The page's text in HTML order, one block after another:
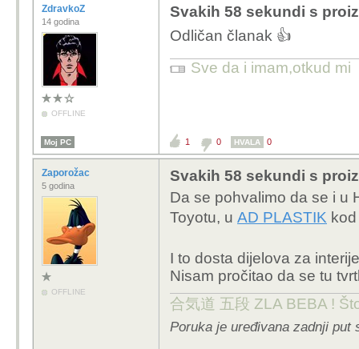
ZdravkoZ
14 godina
OFFLINE
Svakih 58 sekundi s
Odličan članak 👍
Sve da i imam,otkud mi
Moj PC 1 0 HVALA 0
Zaporožac
5 godina
OFFLINE
Svakih 58 sekundi s
Da se pohvalimo da se i u
Toyotu, u AD PLASTIK
I to dosta dijelova za
Nisam pročitao da se tu
合気道 五段 ZLA BEBA !
Poruka je uređivana zadnji put